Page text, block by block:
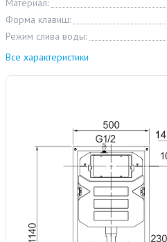
Материал:
Форма клавиш:
Режим слива воды:
Все характеристики